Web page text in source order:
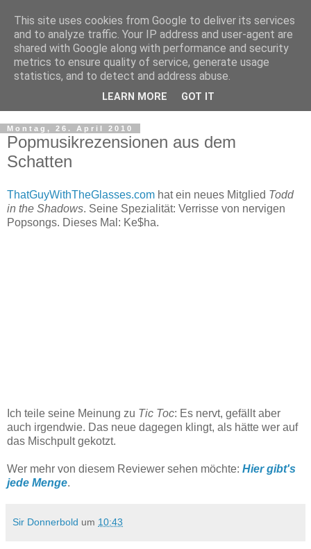
Montag, 26. April 2010
Popmusikrezensionen aus dem
Schatten
ThatGuyWithTheGlasses.com hat ein neues Mitglied Todd
in the Shadows. Seine Spezialität: Verrisse von nervigen
Popsongs. Dieses Mal: Ke$ha.
Ich teile seine Meinung zu Tic Toc: Es nervt, gefällt aber
auch irgendwie. Das neue dagegen klingt, als hätte wer auf
das Mischpult gekotzt.
Wer mehr von diesem Reviewer sehen möchte: Hier gibt's
jede Menge.
Sir Donnerbold um 10:43
This site uses cookies from Google to deliver its services
and to analyze traffic. Your IP address and user-agent are
shared with Google along with performance and security
metrics to ensure quality of service, generate usage
statistics, and to detect and address abuse.
LEARN MORE GOT IT